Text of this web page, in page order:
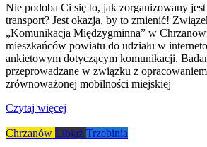
Nie podoba Ci się to, jak zorganizowany
transport? Jest okazja, by to zmienić!
„Komunikacja Międzygminna” w
mieszkańców powiatu do udziału w
ankietowym dotyczącym komunikacji.
przeprowadzane w związku z
zrównoważonej mobilności miejskiej
Czytaj więcej
Chrzanów Libiąż Trzebinia